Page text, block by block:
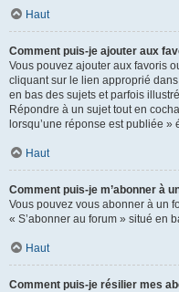
Haut
Comment puis-je ajouter aux
Vous pouvez ajouter aux favoris
cliquant sur le lien approprié
en bas des sujets et parfois
Répondre à un sujet tout en
lorsqu’une réponse est publiée
Haut
Comment puis-je m’abonner à
Vous pouvez vous abonner à un
« S’abonner au forum » situé en
Haut
Comment puis-je résilier mes